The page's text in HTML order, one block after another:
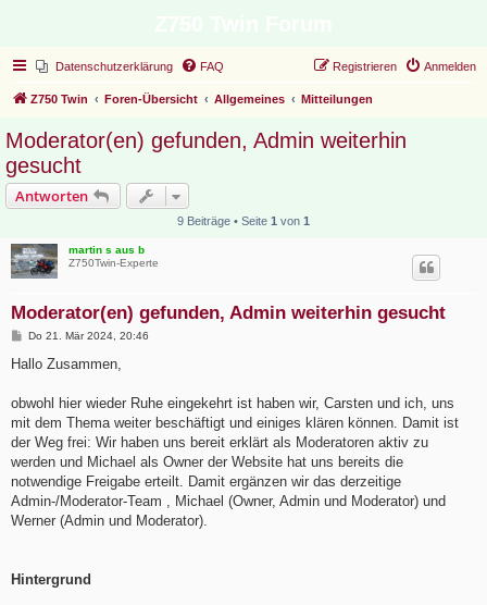
Datenschutzerklärung FAQ Anmelden
Registrieren
Z750 Twin Foren-Übersicht Allgemeines Mitteilungen
Moderator(en) gefunden, Admin weiterhin
gesucht
Antworten
9 Beiträge • Seite 1 von 1
martin s aus b
Z750Twin-Experte
Moderator(en) gefunden, Admin weiterhin gesucht
B
i
a
Do 21. Mär 2024, 20:46
Hallo Zusammen,
obwohl hier wieder Ruhe eingekehrt ist haben wir, Carsten und ich, uns
mit dem Thema weiter beschäftigt und einiges klären können. Damit ist
der Weg frei: Wir haben uns bereit erklärt als Moderatoren aktiv zu
werden und Michael als Owner der Website hat uns bereits die
notwendige Freigabe erteilt. Damit ergänzen wir das derzeitige
Admin-/Moderator-Team , Michael (Owner, Admin und Moderator) und
Werner (Admin und Moderator).
Hintergrund